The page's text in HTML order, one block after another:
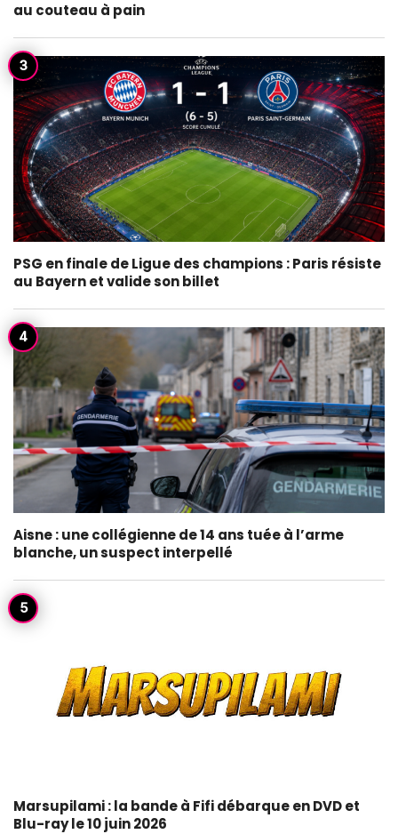
au couteau à pain
PSG en finale de Ligue des champions : Paris résiste
au Bayern et valide son billet
Aisne : une collégienne de 14 ans tuée à l’arme
blanche, un suspect interpellé
Marsupilami : la bande à Fifi débarque en DVD et
Blu-ray le 10 juin 2026